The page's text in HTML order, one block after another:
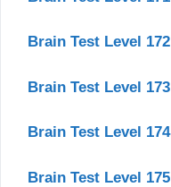
Brain Test Level 172
Brain Test Level 173
Brain Test Level 174
Brain Test Level 175